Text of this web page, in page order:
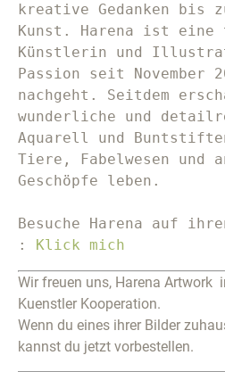
kreative Gedanken bis
Kunst. Harena ist
Künstlerin und
Passion seit November
nachgeht. Seitdem
wunderliche und
Aquarell und
Tiere, Fabelwesen und
Geschöpfe leben.
Besuche Harena auf
: Klick mich
Wir freuen uns, Harena Artwork
Kuenstler Kooperation.
Wenn du eines ihrer Bilder
kannst du jetzt vorbestellen.